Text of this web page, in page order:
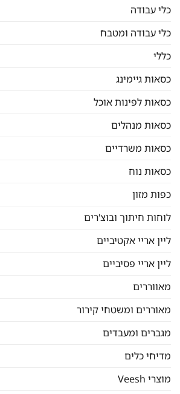
כלי עבודה
כלי עבודה ומטבח
כללי
כסאות גיימינג
כסאות לפינות אוכל
כסאות מנהלים
כסאות משרדיים
כסאות נוח
כפות מזון
לוחות חיתוך ובוצ'רים
ליין אריי אקטיביים
ליין אריי פסיביים
מאווררים
מאוררים ומשטחי קירור
מגברים ומעבדים
מדיחי כלים
מוצרי Veesh